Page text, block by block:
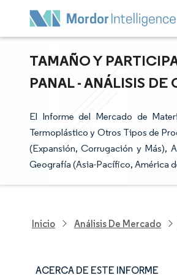
TAMAÑO Y
PANAL - ANÁLISIS
El Informe del Mercado de
Termoplástico y Otros Tipos de
(Expansión, Corrugación y Más),
Geografía (Asia-Pacífico, América
Inicio Análisis De Mercado
ACERCA DE ESTE INFORME